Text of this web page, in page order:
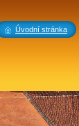
Úvodní stránka